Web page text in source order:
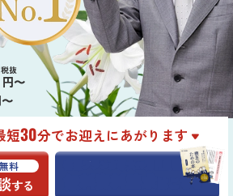
税抜
円〜
短30分でお迎えにあがります
料
する はこちら